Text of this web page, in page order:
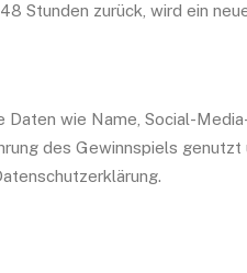
Stunden zurück, wird ein
Daten wie Name, Social-
des Gewinnspiels